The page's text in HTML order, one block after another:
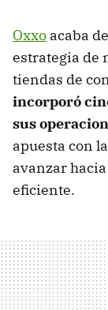
Oxxo acaba
estrategia de
tiendas de
incorporó
sus
apuesta con
avanzar
eficiente.